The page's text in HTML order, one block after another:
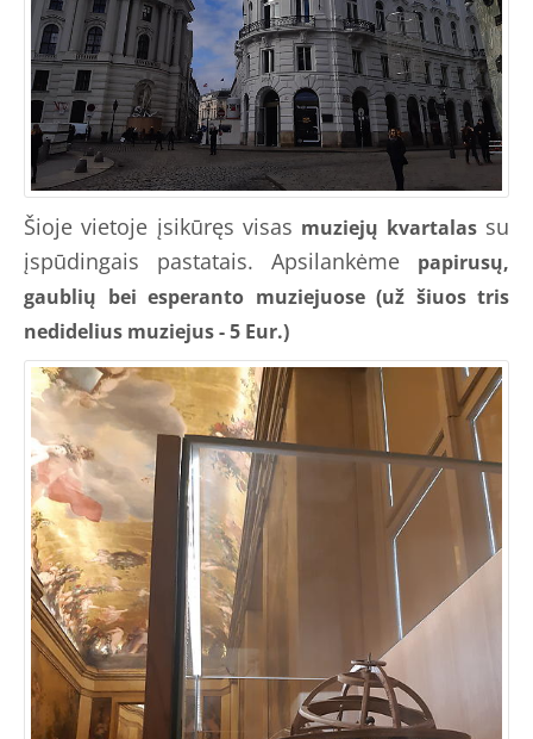
Šioje vietoje įsikūręs visas muziejų kvartalassu
įspūdingais pastatais. Apsilankėme papirusų,
gaublių bei esperanto muziejuose (už šiuos tris
nedidelius muziejus - 5 Eur.)